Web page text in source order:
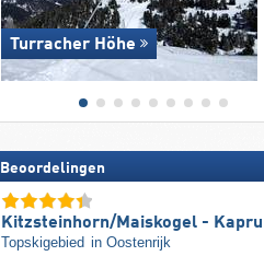
Turracher Höhe
Beoordelingen
Kitzsteinhorn/​Maiskogel -
Topskigebied in Oostenrijk